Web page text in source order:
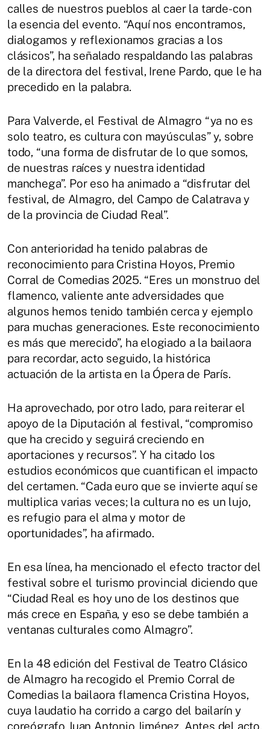
calles de nuestros pueblos al caer la tarde- con
la esencia del evento. “Aquí nos encontramos,
dialogamos y reflexionamos gracias a los
clásicos”, ha señalado respaldando las palabras
de la directora del festival, Irene Pardo, que le ha
precedido en la palabra.
Para Valverde, el Festival de Almagro “ya no es
solo teatro, es cultura con mayúsculas” y, sobre
todo, “una forma de disfrutar de lo que somos,
de nuestras raíces y nuestra identidad
manchega”. Por eso ha animado a “disfrutar del
festival, de Almagro, del Campo de Calatrava y
de la provincia de Ciudad Real”.
Con anterioridad ha tenido palabras de
reconocimiento para Cristina Hoyos, Premio
Corral de Comedias 2025. “Eres un monstruo del
flamenco, valiente ante adversidades que
algunos hemos tenido también cerca y ejemplo
para muchas generaciones. Este reconocimiento
es más que merecido”, ha elogiado a la bailaora
para recordar, acto seguido, la histórica
actuación de la artista en la Ópera de París.
Ha aprovechado, por otro lado, para reiterar el
apoyo de la Diputación al festival, “compromiso
que ha crecido y seguirá creciendo en
aportaciones y recursos”. Y ha citado los
estudios económicos que cuantifican el impacto
del certamen. “Cada euro que se invierte aquí se
multiplica varias veces; la cultura no es un lujo,
es refugio para el alma y motor de
oportunidades”, ha afirmado.
En esa línea, ha mencionado el efecto tractor del
festival sobre el turismo provincial diciendo que
“Ciudad Real es hoy uno de los destinos que
más crece en España, y eso se debe también a
ventanas culturales como Almagro”.
En la 48 edición del Festival de Teatro Clásico
de Almagro ha recogido el Premio Corral de
Comedias la bailaora flamenca Cristina Hoyos,
cuya laudatio ha corrido a cargo del bailarín y
coreógrafo Juan Antonio Jiménez. Antes del acto,